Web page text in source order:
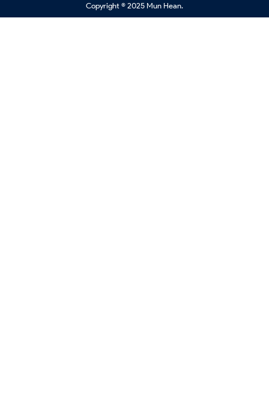
Copyright © 2025 Mun Hean.